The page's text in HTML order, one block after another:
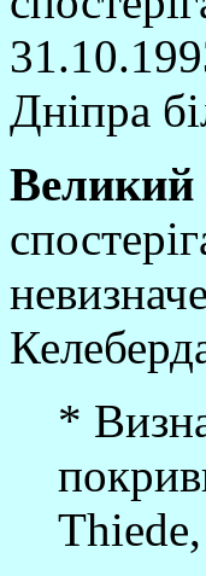
Днiпра
Великий
*